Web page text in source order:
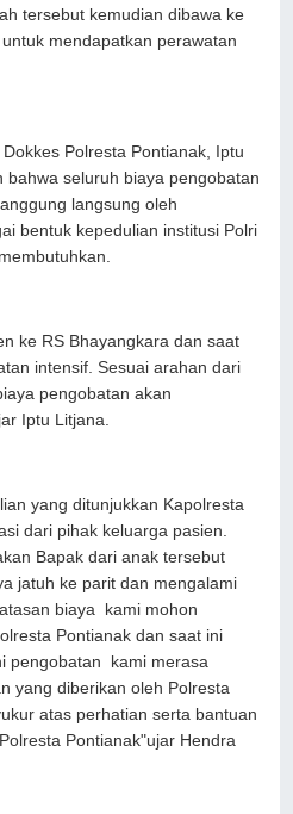
tersebut kemudian dibawa ke
mendapatkan perawatan
Polresta Pontianak, Iptu
bahwa seluruh biaya pengobatan
langsung oleh
bentuk kepedulian institusi Polri
ke RS Bhayangkara dan saat
intensif. Sesuai arahan dari
pengobatan akan
Iptu Litjana.
yang ditunjukkan Kapolresta
dari pihak keluarga pasien.
Bapak dari anak tersebut
jatuh ke parit dan mengalami
biaya kami mohon
Pontianak dan saat ini
pengobatan kami merasa
yang diberikan oleh Polresta
atas perhatian serta bantuan
Pontianak"ujar Hendra